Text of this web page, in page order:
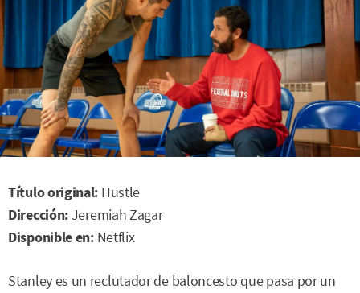
Título original: Hustle
Dirección:Jeremiah Zagar
Disponible en: Netflix
Stanley es un reclutador de baloncesto que pasa por un